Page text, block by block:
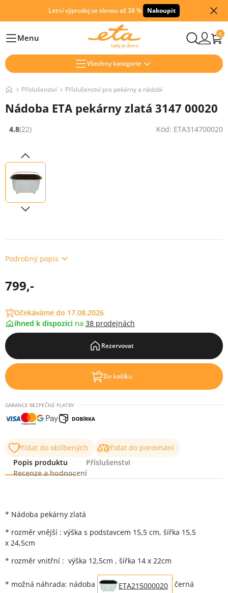
Letní výprodej se slevou až 38 % Nakoupit
HlavníMenu 0
Všechny kategorie
Příslušenství Příslušenství pro pekárny a nádobí
Nádoba ETA pekárny zlatá 3147 00020
Hodnocení: 4.8 z 5 (22 recenzí)
4.8(22) Kód: ETA314700020
Podrobný popis
799,-
Očekáváme do 17.08.2026
ihned k dispozici na 38 prodejnách
Rezervovat
Do košíku
GARANCE BEZPEČNÉ PLATBY
Přidat do oblíbených
Přidat do porovnání
Popis produktu
Příslušenství
Recenze a hodnocení
* Nádoba pekárny zlatá
* rozměr vnější : výška s podstavcem 15,5 cm, šířka 15,5
x 24,5cm
* rozměr vnitřní : výška 12,5cm , šířka 14 x 22cm
* možná náhrada: nádoba ETA215000020 černá